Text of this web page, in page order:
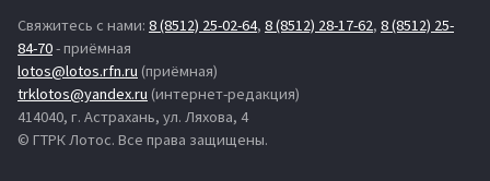
Свяжитесь с нами: 8 (8512) 25-02-64, 8 (8512) 28-17-62, 8 (8512) 25-
84-70- приёмная
lotos@lotos.rfn.ru (приёмная)
trklotos@yandex.ru (интернет-редакция)
414040, г. Астрахань, ул. Ляхова, 4
© ГТРК Лотос. Все права защищены.